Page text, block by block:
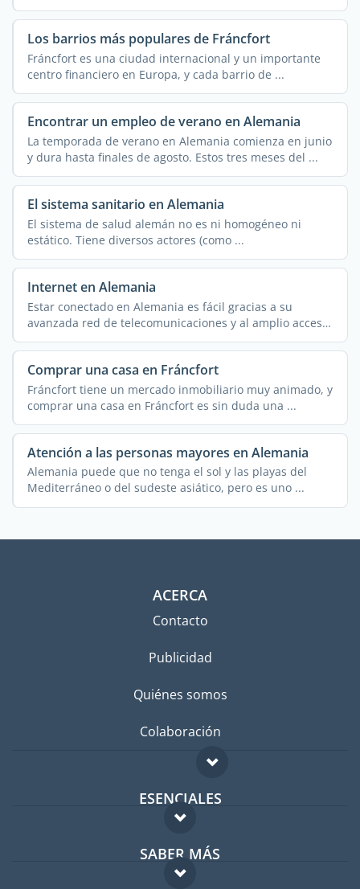
Los barrios más populares de Fráncfort
Fráncfort es una ciudad internacional y un importante
centro financiero en Europa, y cada barrio de ...
Encontrar un empleo de verano en Alemania
La temporada de verano en Alemania comienza en junio
y dura hasta finales de agosto. Estos tres meses del ...
El sistema sanitario en Alemania
El sistema de salud alemán no es ni homogéneo ni
estático. Tiene diversos actores (como ...
Internet en Alemania
Estar conectado en Alemania es fácil gracias a su
avanzada red de telecomunicaciones y al amplio acceso
a ...
Comprar una casa en Fráncfort
Fráncfort tiene un mercado inmobiliario muy animado, y
comprar una casa en Fráncfort es sin duda una ...
Atención a las personas mayores en Alemania
Alemania puede que no tenga el sol y las playas del
Mediterráneo o del sudeste asiático, pero es uno ...
ACERCA
Contacto
Publicidad
Quiénes somos
Colaboración
ESENCIALES
Foro para expatriados
Guía para expatriados
SABER MÁS
FAQ